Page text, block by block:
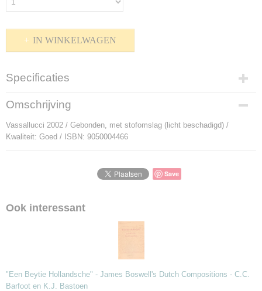
IN WINKELWAGEN
Specificaties
Productcode
P-911030
Bruto gewicht
280,00 g
Omschrijving
Vassallucci 2002 / Gebonden, met stofomslag (licht beschadigd) /
Kwaliteit: Goed / ISBN: 9050004466
Save
Ook interessant
"Een Beytie Hollandsche" - James Boswell's Dutch Compositions - C.C.
Barfoot en K.J. Bastoen